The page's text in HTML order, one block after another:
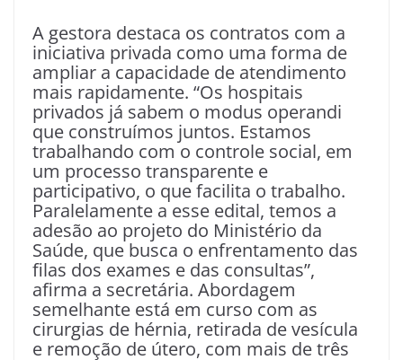
A gestora destaca os contratos com a
iniciativa privada como uma forma de
ampliar a capacidade de atendimento
mais rapidamente. “Os hospitais
privados já sabem o modus operandi
que construímos juntos. Estamos
trabalhando com o controle social, em
um processo transparente e
participativo, o que facilita o trabalho.
Paralelamente a esse edital, temos a
adesão ao projeto do Ministério da
Saúde, que busca o enfrentamento das
filas dos exames e das consultas”,
afirma a secretária. Abordagem
semelhante está em curso com as
cirurgias de hérnia, retirada de vesícula
e remoção de útero, com mais de três